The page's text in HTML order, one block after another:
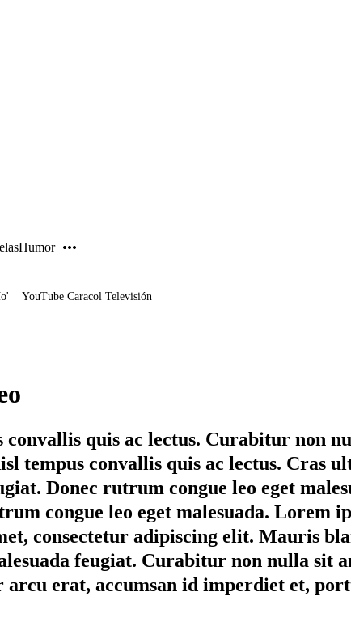
Humor
YouTube Caracol Televisión
quis ac lectus. Curabitur non
tempus convallis quis ac lectus. Cras
Donec rutrum congue leo eget
congue leo eget malesuada. Lorem
consectetur adipiscing elit. Mauris
feugiat. Curabitur non nulla sit
erat, accumsan id imperdiet et,